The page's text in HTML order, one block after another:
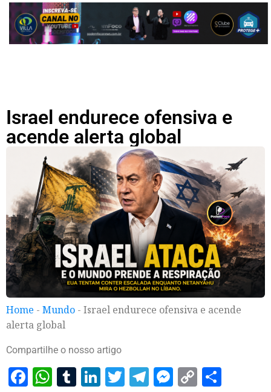
Israel endurece ofensiva e
acende alerta global
Home - Mundo - Israel endurece ofensiva e acende
alerta global
Compartilhe o nosso artigo
Facebook
WhatsApp
Tumblr
LinkedIn
Twitter
Telegram
Messenger
Copy